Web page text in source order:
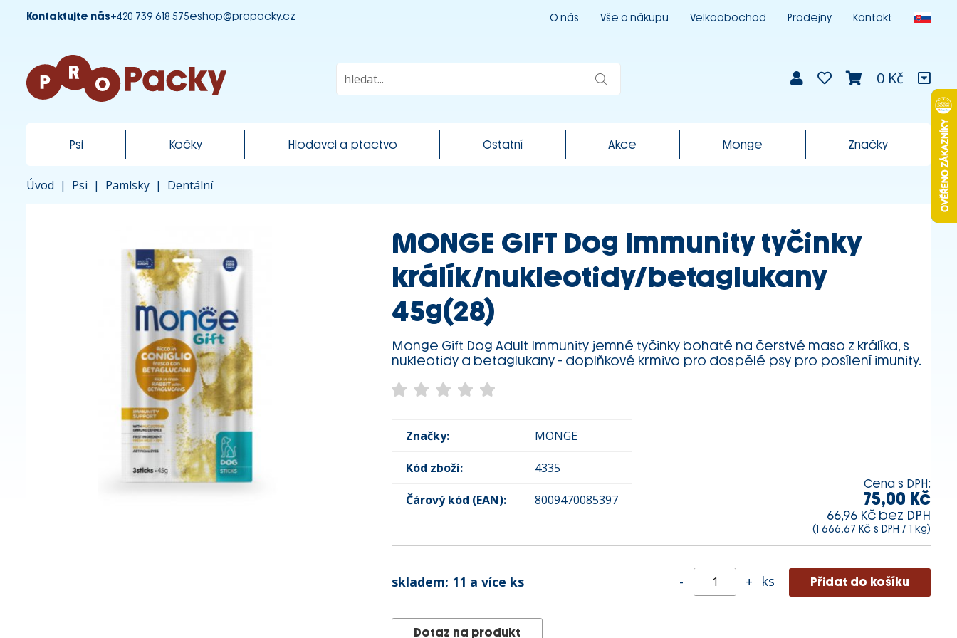
Kontaktujte nás+420 739 618 575eshop@propacky.cz O nás Vše o nákupu Velkoobochod Prodejny Kontakt
0 Kč
Psi Kočky Hlodavci a ptactvo Ostatní Akce Monge Značky
Úvod | Psi | Pamlsky | Dentální
MONGE GIFT Dog Immunity tyčinky
králík/nukleotidy/betaglukany
45g(28)
Monge Gift Dog Adult Immunity jemné tyčinky bohaté na čerstvé maso z králíka, s
nukleotidy a betaglukany - doplňkové krmivo pro dospělé psy pro posílení imunity.
Značky: MONGE
Kód zboží: 4335
Čárový kód (EAN): 8009470085397
Cena s DPH:
75,00 Kč
66,96 Kč bez DPH
(1 666,67 Kč s DPH / 1 kg)
skladem: 11 a více ks - + ks
Dotaz na produkt